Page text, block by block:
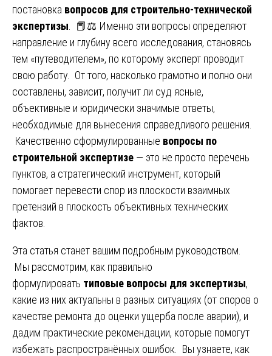
постановка вопросов для строительно-технической
экспертизы . 📕⚖️ Именно эти вопросы определяют
направление и глубину всего исследования, становясь
тем «путеводителем», по которому эксперт проводит
свою работу. От того, насколько грамотно и полно они
составлены, зависит, получит ли суд ясные,
объективные и юридически значимые ответы,
необходимые для вынесения справедливого решения.
Качественно сформулированные вопросы по
строительной экспертизе — это не просто перечень
пунктов, а стратегический инструмент, который
помогает перевести спор из плоскости взаимных
претензий в плоскость объективных технических
фактов.
Эта статья станет вашим подробным руководством.
Мы рассмотрим, как правильно
формулировать типовые вопросы для экспертизы,
какие из них актуальны в разных ситуациях (от споров о
качестве ремонта до оценки ущерба после аварии), и
дадим практические рекомендации, которые помогут
избежать распространённых ошибок. Вы узнаете, как